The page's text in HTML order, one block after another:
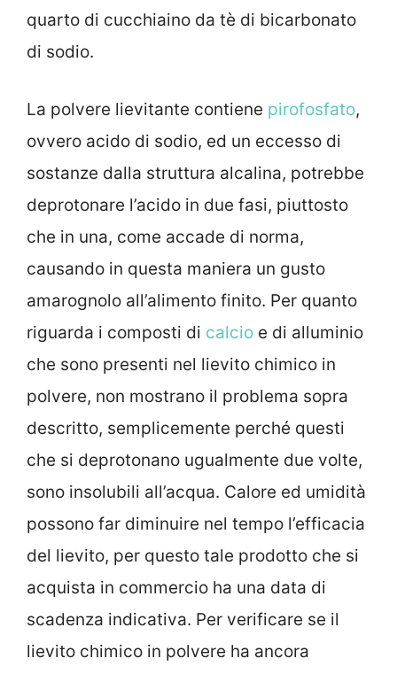
quarto di cucchiaino da tè di bicarbonato
di sodio.
La polvere lievitante contiene pirofosfato,
ovvero acido di sodio, ed un eccesso di
sostanze dalla struttura alcalina, potrebbe
deprotonare l’acido in due fasi, piuttosto
che in una, come accade di norma,
causando in questa maniera un gusto
amarognolo all’alimento finito. Per quanto
riguarda i composti di calcio e di alluminio
che sono presenti nel lievito chimico in
polvere, non mostrano il problema sopra
descritto, semplicemente perché questi
che si deprotonano ugualmente due volte,
sono insolubili all’acqua. Calore ed umidità
possono far diminuire nel tempo l’efficacia
del lievito, per questo tale prodotto che si
acquista in commercio ha una data di
scadenza indicativa. Per verificare se il
lievito chimico in polvere ha ancora